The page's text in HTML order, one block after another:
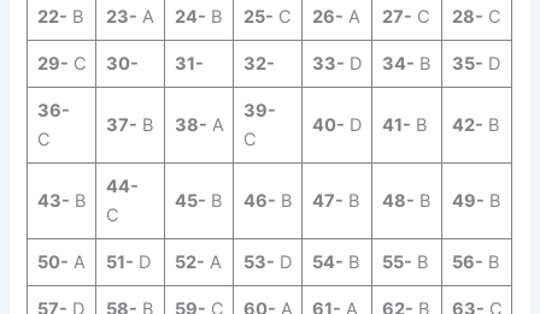
22- B 23- A 24- B 25- C 26- A 27- C 28- C
29- C 30- 31- 32- 33- D 34- B 35- D
36-
C
37- B 38- A
39-
C
40- D 41- B 42- B
43- B
44-
C
45- B 46- B 47- B 48- B 49- B
50- A 51- D 52- A 53- D 54- B 55- B 56- B
57- D 58- B 59- C 60- A 61- A 62- B 63- C